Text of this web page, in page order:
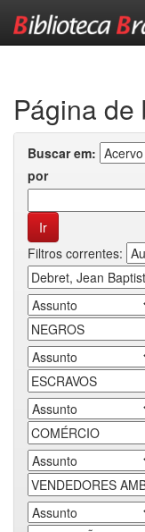
Página de
Buscar em:
por
Filtros correntes: